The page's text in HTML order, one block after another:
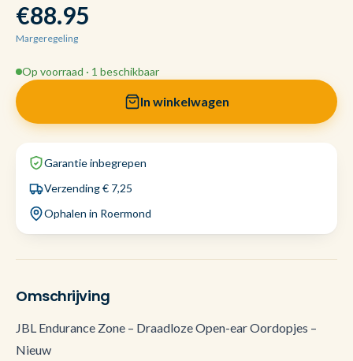
€88.95
Margeregeling
Op voorraad · 1 beschikbaar
In winkelwagen
Garantie inbegrepen
Verzending € 7,25
Ophalen in Roermond
Omschrijving
JBL Endurance Zone – Draadloze Open-ear Oordopjes –
Nieuw